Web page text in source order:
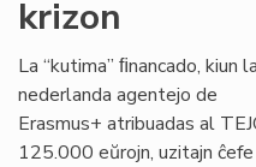
krizon
La “kutima” ﬁnancado, kiun la
nederlanda agentejo de
Erasmus+ atribuadas al
125.000 eŭrojn, uzitajn